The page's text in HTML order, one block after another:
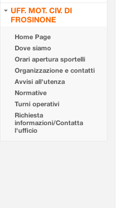
UFF. MOT. CIV. DI
FROSINONE
Home Page
Dove siamo
Orari apertura sportelli
Organizzazione e contatti
Avvisi all'utenza
Normative
Turni operativi
Richiesta
informazioni/Contatta
l'ufficio